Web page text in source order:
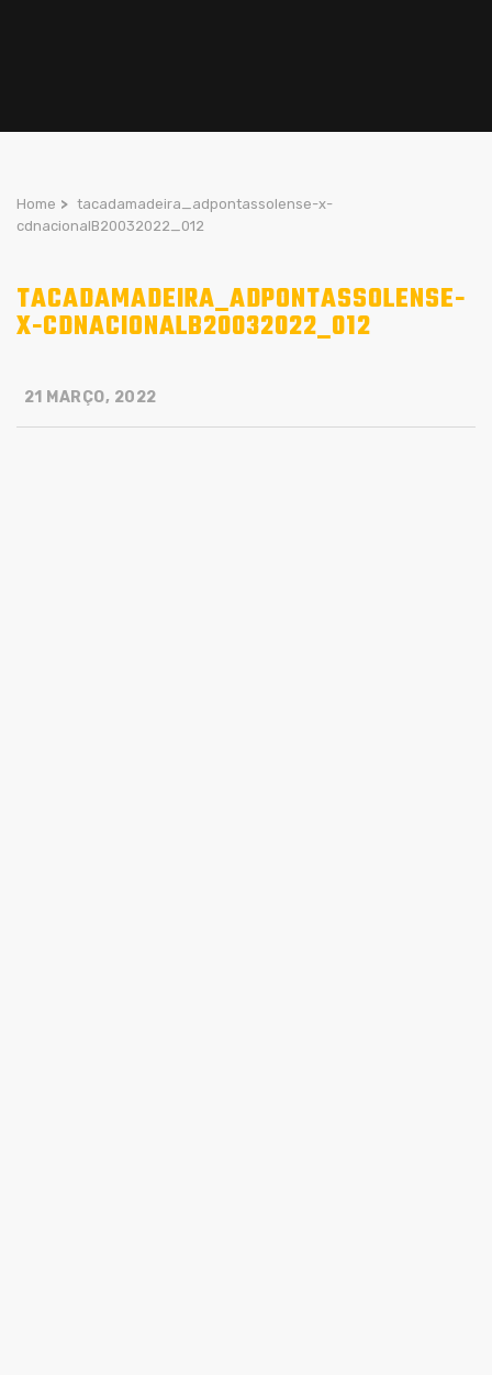
Home > tacadamadeira_adpontassolense-x-
cdnacionalB20032022_012
TACADAMADEIRA_ADPONTASSOLENSE-
X-CDNACIONALB20032022_012
21 MARÇO, 2022